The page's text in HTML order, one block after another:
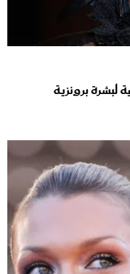
لبشرة برونزية